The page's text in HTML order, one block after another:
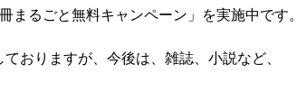
まるごと無料キャンペーン」を実施中です。
おりますが、今後は、雑誌、小説など、